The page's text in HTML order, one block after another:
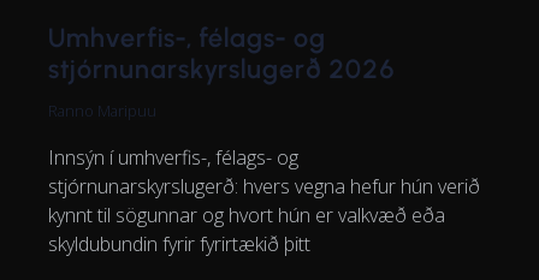
Umhverfis-, félags- og
stjórnunarskyrslugerð 2026
Ranno Maripuu
Innsýn í umhverfis-, félags- og
stjórnunarskyrslugerð: hvers vegna hefur hún verið
kynnt til sögunnar og hvort hún er valkvæð eða
skyldubundin fyrir fyrirtækið þitt